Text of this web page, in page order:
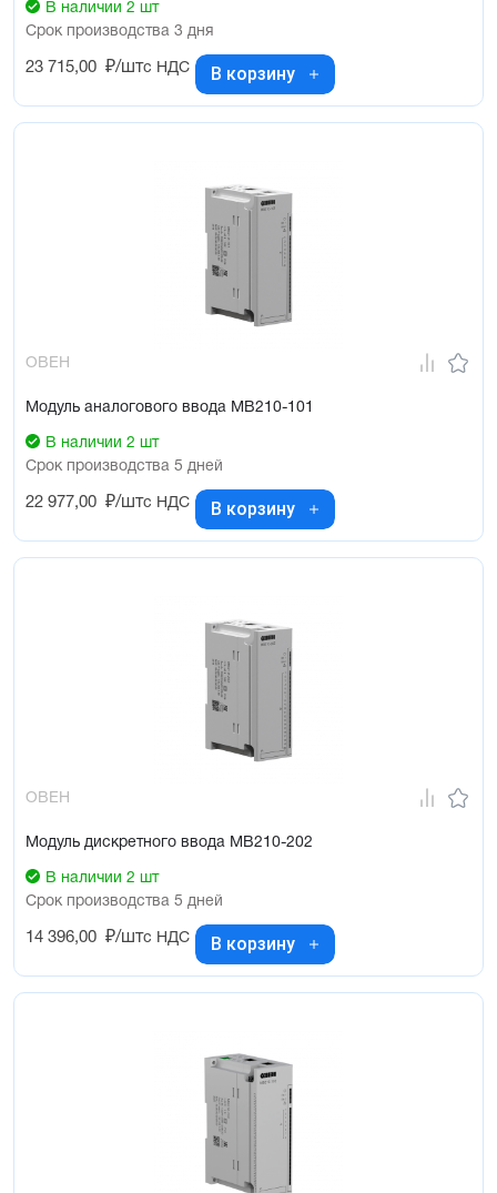
В наличии 2 шт
Срок производства 3 дня
23 715,00 ₽/штс НДС В корзину
ОВЕН
Модуль аналогового ввода МВ210-101
В наличии 2 шт
Срок производства 5 дней
22 977,00 ₽/штс НДС В корзину
ОВЕН
Модуль дискретного ввода МВ210-202
В наличии 2 шт
Срок производства 5 дней
14 396,00 ₽/штс НДС В корзину